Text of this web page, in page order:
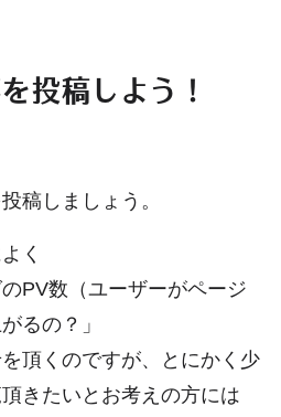
投稿しよう！
稿しましょう。
く
PV数（ユーザーがページ
るの？」
頂くのですが、とにかく少
きたいとお考えの方には